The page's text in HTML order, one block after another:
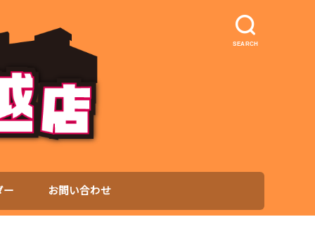
SEARCH
ー お問い合わせ